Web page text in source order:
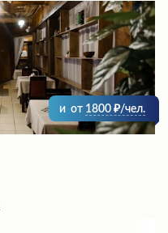
и от 1800 /чел.